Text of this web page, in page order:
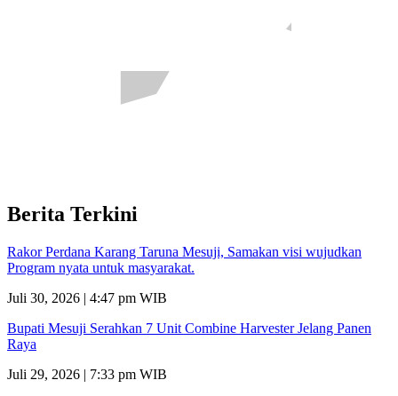
Berita Terkini
Rakor Perdana Karang Taruna Mesuji, Samakan visi wujudkan
Program nyata untuk masyarakat.
Juli 30, 2026 | 4:47 pm WIB
Bupati Mesuji Serahkan 7 Unit Combine Harvester Jelang Panen
Raya
Juli 29, 2026 | 7:33 pm WIB